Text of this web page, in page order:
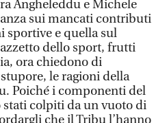
Angheleddu e Michele
sui mancati contributi
sportive e quella sul
dello sport, frutti
ora chiedono di
le ragioni della
Poiché i componenti del
stati colpiti da un vuoto di
che il Tribu l’hanno